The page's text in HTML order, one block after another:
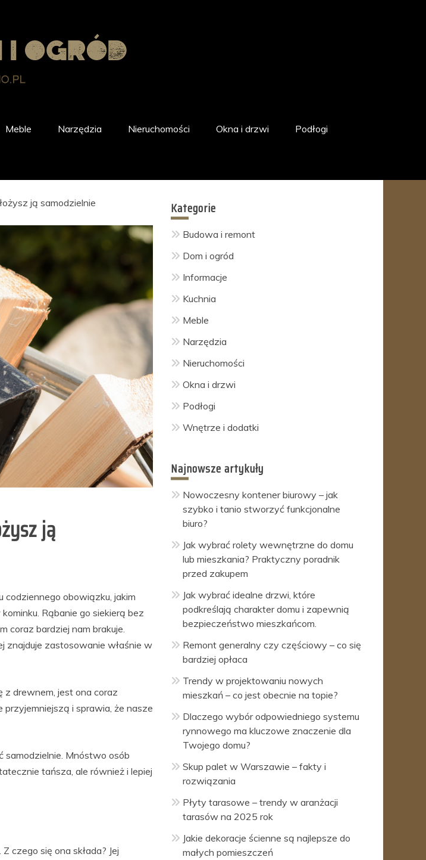
Meble Narzędzia Nieruchomości Okna i drzwi Podłogi
ją samodzielnie
ją
obowiązku, jakim
Rąbanie go siekierą bez
coraz bardziej nam brakuje.
znajduje zastosowanie właśnie w
z drewnem, jest ona coraz
i sprawia, że nasze
samodzielnie. Mnóstwo osób
tańsza, ale również i lepiej
czego się ona składa? Jej
Kategorie
Budowa i remont
Dom i ogród
Informacje
Kuchnia
Meble
Narzędzia
Nieruchomości
Okna i drzwi
Podłogi
Wnętrze i dodatki
Najnowsze artykuły
Nowoczesny kontener biurowy – jak
szybko i tanio stworzyć funkcjonalne
biuro?
Jak wybrać rolety wewnętrzne do domu
lub mieszkania? Praktyczny poradnik
przed zakupem
Jak wybrać idealne drzwi, które
podkreślają charakter domu i zapewnią
bezpieczeństwo mieszkańcom.
Remont generalny czy częściowy – co się
bardziej opłaca
Trendy w projektowaniu nowych
mieszkań – co jest obecnie na topie?
Dlaczego wybór odpowiedniego systemu
rynnowego ma kluczowe znaczenie dla
Twojego domu?
Skup palet w Warszawie – fakty i
rozwiązania
Płyty tarasowe – trendy w aranżacji
tarasów na 2025 rok
Jakie dekoracje ścienne są najlepsze do
małych pomieszczeń